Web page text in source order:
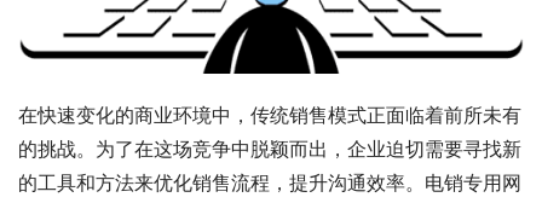
在快速变化的商业环境中，传统销售模式正面临着前所未有
的挑战。为了在这场竞争中脱颖而出，企业迫切需要寻找新
的工具和方法来优化销售流程，提升沟通效率。电销专用网